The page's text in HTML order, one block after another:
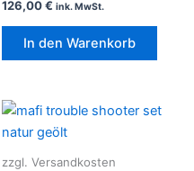
126,00€ ink. MwSt.
In den Warenkorb
zzgl. Versandkosten